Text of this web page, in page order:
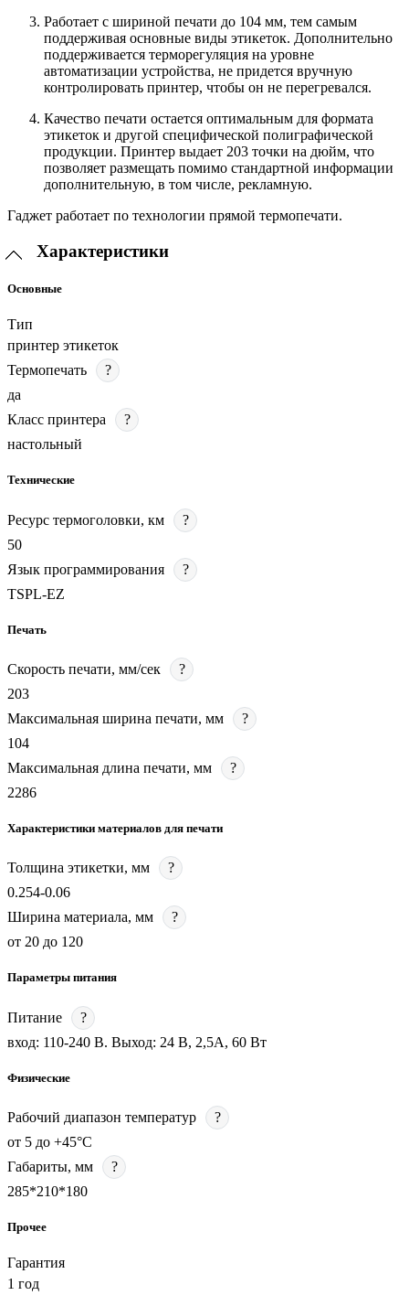
Работает с шириной печати до 104 мм, тем самым
поддерживая основные виды этикеток. Дополнительно
поддерживается терморегуляция на уровне
автоматизации устройства, не придется вручную
контролировать принтер, чтобы он не перегревался.
Качество печати остается оптимальным для формата
этикеток и другой специфической полиграфической
продукции. Принтер выдает 203 точки на дюйм, что
позволяет размещать помимо стандартной информации
дополнительную, в том числе, рекламную.
Гаджет работает по технологии прямой термопечати.
Характеристики
Основные
Тип
принтер этикеток
Термопечать
?
да
Класс принтера
?
настольный
Технические
Ресурс термоголовки, км
?
50
Язык программирования
?
TSPL-EZ
Печать
Скорость печати, мм/сек
?
203
Максимальная ширина печати, мм
?
104
Максимальная длина печати, мм
?
2286
Характеристики материалов для печати
Толщина этикетки, мм
?
0.254-0.06
Ширина материала, мм
?
от 20 до 120
Параметры питания
Питание
?
вход: 110-240 В. Выход: 24 В, 2,5A, 60 Вт
Физические
Рабочий диапазон температур
?
от 5 до +45°С
Габариты, мм
?
285*210*180
Прочее
Гарантия
1 год